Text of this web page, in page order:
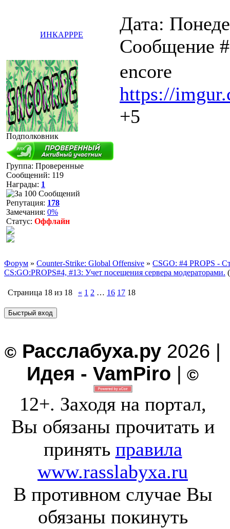
ИНКАРРРЕ
Дата:
Сообщение
Подполковник
Группа: Проверенные
Сообщений: 119
Награды: 1
Репутация: 178
Замечания: 0%
Статус: Оффлайн
encore
https://
+5
Форум » Counter-Strike: Global Offensive » CSGO: #4 PROPS -
CS:GO:PROPS#4, #13: Учет посещения сервера модераторами.
Страница 18 из 18 « 1 2 … 16 17 18
© Расслабуха.ру 2026 |
Идея - VamPiro | ©
12+. Заходя на портал,
Вы обязаны прочитать и
принять правила
www.rasslabyxa.ru
В противном случае Вы
обязаны покинуть